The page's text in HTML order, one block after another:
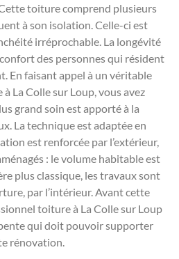
toiture comprend plusieurs
à son isolation. Celle-ci est
irréprochable. La longévité
des personnes qui résident
En faisant appel à un véritable
La Colle sur Loup, vous avez
grand soin est apporté à la
La technique est adaptée en
est renforcée par l’extérieur,
: le volume habitable est
plus classique, les travaux sont
par l’intérieur. Avant cette
toiture à La Colle sur Loup
qui doit pouvoir supporter
rénovation.